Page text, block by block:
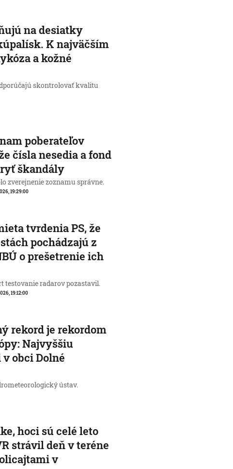
na desiatky
K najväčším
a kožné
skontrolovať kvalitu
poberateľov
čísla nesedia a fond
škandály
zverejnenie zoznamu správne.
19:29:00
tvrdenia PS, že
pochádzajú z
o prešetrenie ich
testovanie radarov pozastavil.
19:12:00
rekord je rekordom
Najvyššiu
obci Dolné
ústav.
hoci sú celé leto
strávil deň v teréne
v